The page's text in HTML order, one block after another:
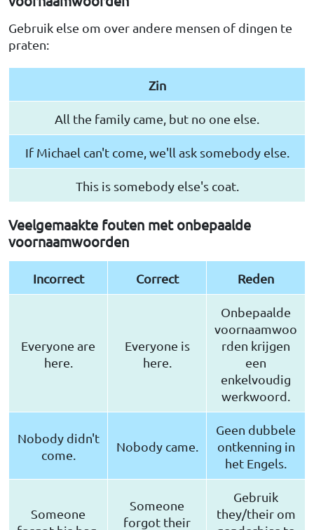
Gebruik else om over andere mensen of dingen te
praten:
Zin
All the family came, but no one else.
If Michael can't come, we'll ask somebody else.
This is somebody else's coat.
Veelgemaakte fouten met onbepaalde
voornaamwoorden
Incorrect Correct Reden
Everyone are
here.
Everyone is
here.
Onbepaalde
voornaamwoo
rden krijgen
een
enkelvoudig
werkwoord.
Nobody didn't
come.
Nobody came.
Geen dubbele
ontkenning in
het Engels.
Someone
Someone
forgot their
Gebruik
they/their om